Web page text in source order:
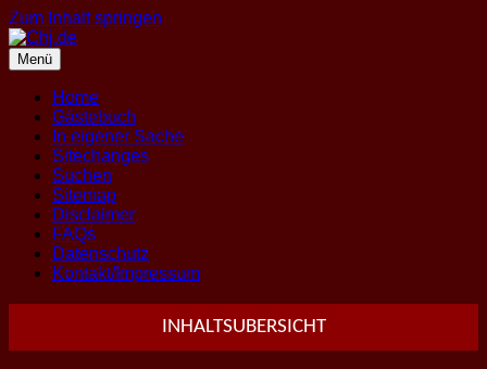
Zum Inhalt springen
Menü
Home
Gästebuch
In eigener Sache
Sitechanges
Suchen
Sitemap
Disclaimer
FAQs
Datenschutz
Kontakt/Impressum
INHALTSUBERSICHT